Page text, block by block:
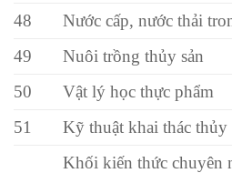
48
Nước cấp, nước thải
49
Nuôi trồng thủy sản
50
Vật lý học thực phẩm
51
Kỹ thuật khai thác thủy
Khối kiến thức chuyên